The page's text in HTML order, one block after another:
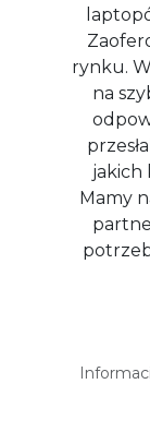
rynku.
na
jakich
Mamy